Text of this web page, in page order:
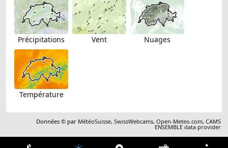
Précipitations Vent Nuages
Température
Données © par MétéoSuisse,SwissWebcams,Open-Meteo.com,CAMS
ENSEMBLE data provider